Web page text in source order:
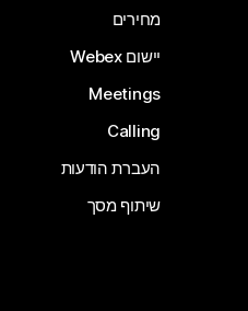
מחירים
יישום Webex
Meetings
Calling
העברת הודעות
שיתוף מסך